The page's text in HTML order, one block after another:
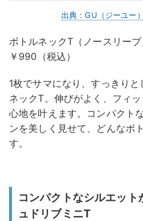
出典：GU（ジーユー
ボトルネックT（ノースリー
￥990（税込）
1枚でサマになり、すっきり
ネックT。伸びがよく、フィ
心地を叶えます。コンパクト
ンを美しく見せて、どんなボ
す。
コンパクトなシルエッ
ュドリブミニT